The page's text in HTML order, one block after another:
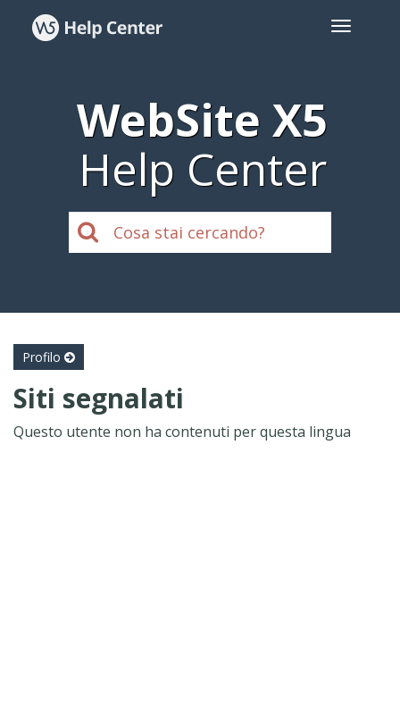
WebSite X5
Help Center
Profilo
Siti segnalati
Questo utente non ha contenuti per questa lingua